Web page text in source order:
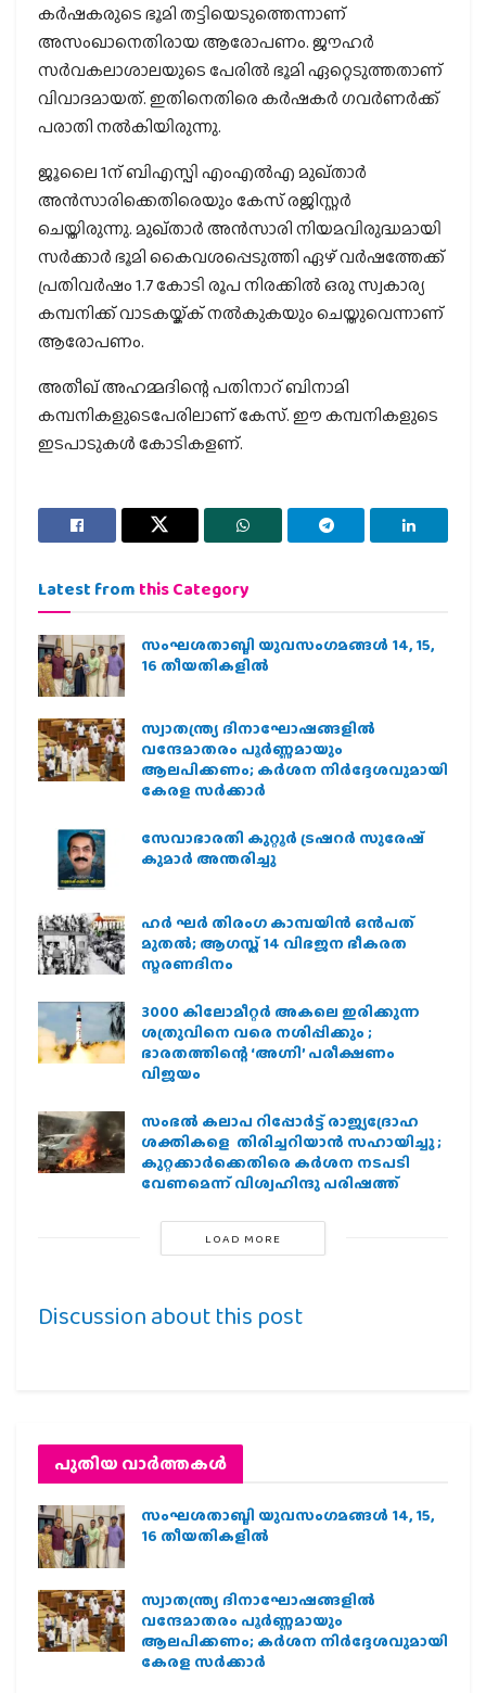
കര്‍ഷകരുടെ ഭൂമി തട്ടിയെടുത്തെന്നാണ്
അസംഖാനെതിരായ ആരോപണം. ജൗഹര്‍
സര്‍വകലാശാലയുടെ പേരില്‍ ഭൂമി ഏറ്റെടുത്തതാണ്
വിവാദമായത്. ഇതിനെതിരെ കര്‍ഷകര്‍ ഗവര്‍ണര്‍ക്ക്
പരാതി നല്‍കിയിരുന്നു.
ജൂലൈ 1ന് ബിഎസ്പി എംഎല്‍എ മുഖ്താര്‍
അന്‍സാരിക്കെതിരെയും കേസ് രജിസ്റ്റര്‍
ചെയ്തിരുന്നു. മുഖ്താര്‍ അന്‍സാരി നിയമവിരുദ്ധമായി
സര്‍ക്കാര്‍ ഭൂമി കൈവശപ്പെടുത്തി ഏഴ് വര്‍ഷത്തേക്ക്
പ്രതിവര്‍ഷം 1.7 കോടി രൂപ നിരക്കില്‍ ഒരു സ്വകാര്യ
കമ്പനിക്ക് വാടകയ്ക്ക് നല്‍കുകയും ചെയ്തുവെന്നാണ്
ആരോപണം.
അതീഖ് അഹമ്മദിന്റെ പതിനാറ് ബിനാമി
കമ്പനികളുടെപേരിലാണ് കേസ്. ഈ കമ്പനികളുടെ
ഇടപാടുകള്‍ കോടികളണ്.
Latest from this Category
സംഘശതാബ്ദി യുവസംഗമങ്ങള്‍ 14, 15,
16 തീയതികളില്‍
സ്വാതന്ത്ര്യ ദിനാഘോഷങ്ങളിൽ
വന്ദേമാതരം പൂർണ്ണമായും
ആലപിക്കണം; കർശന നിർദ്ദേശവുമായി
കേരള സർക്കാർ
സേവാഭാരതി കുറ്റൂർ ട്രഷറർ സുരേഷ്
കുമാർ അന്തരിച്ചു
ഹര്‍ ഘര്‍ തിരംഗ കാമ്പയിന്‍ ഒന്‍പത്
മുതല്‍; ആഗസ്ത് 14 വിഭജന ഭീകരത
സ്മരണദിനം
3000 കിലോമീറ്റർ അകലെ ഇരിക്കുന്ന
ശത്രുവിനെ വരെ നശിപ്പിക്കും ;
ഭാരതത്തിന്റെ ‘അഗ്നി’ പരീക്ഷണം
വിജയം
സംഭൽ കലാപ റിപ്പോർട്ട് രാജ്യദ്രോഹ
ശക്തികളെ തിരിച്ചറിയാൻ സഹായിച്ചു ;
കുറ്റക്കാർക്കെതിരെ കർശന നടപടി
വേണമെന്ന് വിശ്വഹിന്ദു പരിഷത്ത്
LOAD MORE
Discussion about this post
പുതിയ വാര്‍ത്തകള്‍
സംഘശതാബ്ദി യുവസംഗമങ്ങള്‍ 14, 15,
16 തീയതികളില്‍
സ്വാതന്ത്ര്യ ദിനാഘോഷങ്ങളിൽ
വന്ദേമാതരം പൂർണ്ണമായും
ആലപിക്കണം; കർശന നിർദ്ദേശവുമായി
കേരള സർക്കാർ